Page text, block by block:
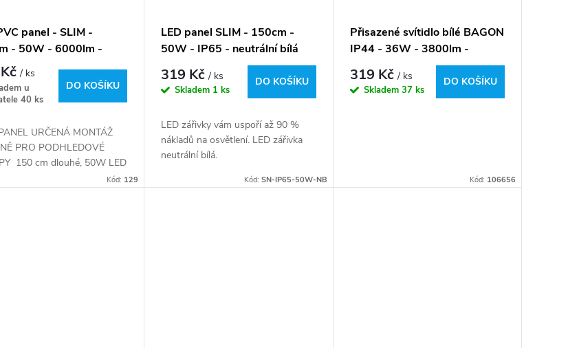
panel - SLIM -
- 50W - 6000lm -
/ ks
u
40 ks
DO KOŠÍKU
URČENÁ MONTÁŽ
PRO PODHLEDOVÉ
150 cm dlouhé, 50W LED
Batten LED je dokonalýmKód: 129
LED panel SLIM - 150cm -
50W - IP65 - neutrální bílá
319 Kč/ ks
Skladem 1 ks
DO KOŠÍKU
LED zářivky vám uspoří až 90 %
nákladů na osvětlení. LED zářivka
neutrální bílá.
Kód: SN-IP65-50W-NB
Přisazené svítidlo bílé BAGON
IP44 - 36W - 3800lm -
120cm - teplá bílá
319 Kč/ ks
Skladem 37 ks
DO KOŠÍKU
Kód: 106656